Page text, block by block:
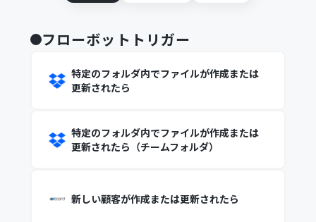
フローボットトリガー
特定のフォルダ内でファイルが作成または
更新されたら
特定のフォルダ内でファイルが作成または
更新されたら（チームフォルダ）
新しい顧客が作成または更新されたら